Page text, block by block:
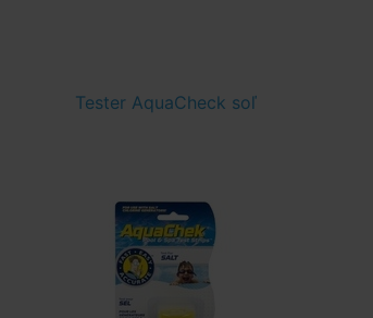
Tester AquaCheck soľ